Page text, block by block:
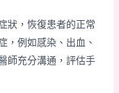
狀，恢復患者的正常
，例如感染、出血、
師充分溝通，評估手